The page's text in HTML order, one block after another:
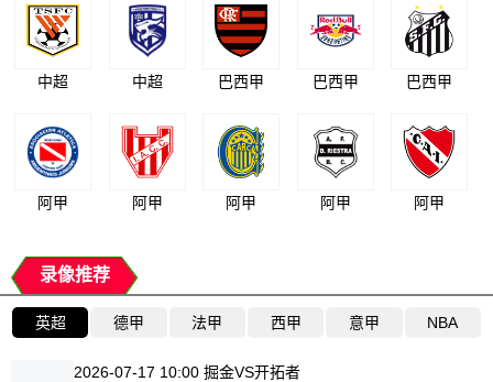
中超 中超 巴西甲 巴西甲 巴西甲
阿甲 阿甲 阿甲 阿甲 阿甲
录像推荐
英超 德甲 法甲 西甲 意甲 NBA
2026-07-17 10:00 掘金VS开拓者